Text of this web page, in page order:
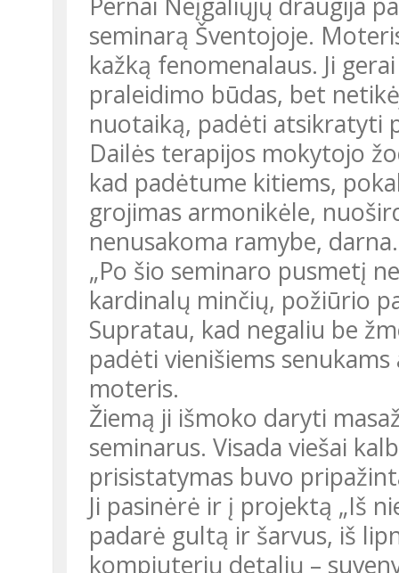
seminarą Šventojoje.
kažką fenomenalaus. Ji
praleidimo būdas, bet
nuotaiką, padėti atsikratyti
Dailės terapijos mokytojo
kad padėtume kitiems,
grojimas armonikėle,
nenusakoma ramybe, darna.
„Po šio seminaro pusmetį
kardinalų minčių, požiūrio
Supratau, kad negaliu be
padėti vienišiems senukams
moteris.
Žiemą ji išmoko daryti
seminarus. Visada viešai
prisistatymas buvo
Ji pasinėrė ir į projektą „Iš
padarė gultą ir šarvus, iš
kompiuterių detalių –